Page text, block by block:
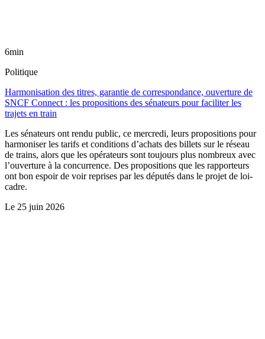
6min
Politique
Harmonisation des titres, garantie de correspondance, ouverture de
SNCF Connect : les propositions des sénateurs pour faciliter les
trajets en train
Les sénateurs ont rendu public, ce mercredi, leurs propositions pour
harmoniser les tarifs et conditions d’achats des billets sur le réseau
de trains, alors que les opérateurs sont toujours plus nombreux avec
l’ouverture à la concurrence. Des propositions que les rapporteurs
ont bon espoir de voir reprises par les députés dans le projet de loi-
cadre.
Le 25 juin 2026